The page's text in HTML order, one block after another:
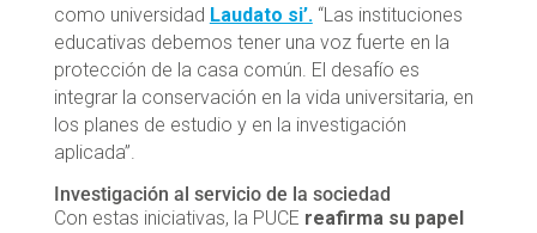
como universidad Laudato si’.“Las instituciones
educativas debemos tener una voz fuerte en la
protección de la casa común. El desafío es
integrar la conservación en la vida universitaria, en
los planes de estudio y en la investigación
aplicada”.
Investigación al servicio de la sociedad
Con estas iniciativas, la PUCE reafirma su papel